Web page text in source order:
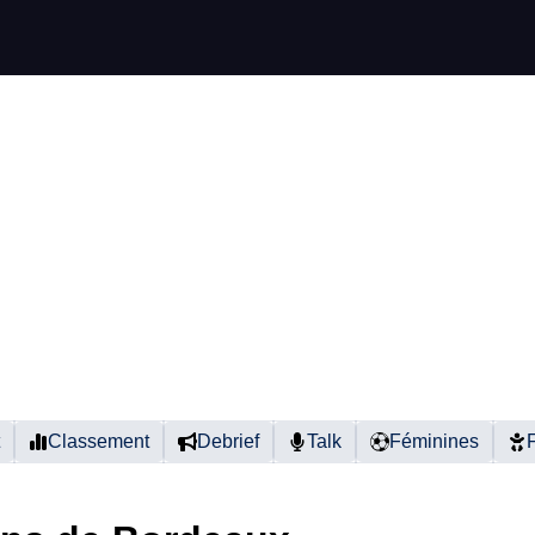
Classement Debrief Talk Féminines